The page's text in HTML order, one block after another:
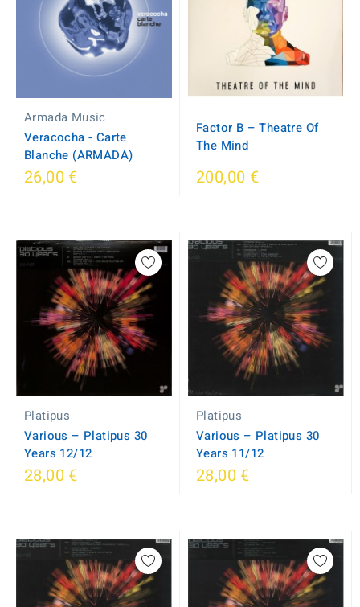
Armada Music
Veracocha - Carte
Blanche (ARMADA)
26,00 €
Factor B – Theatre Of
The Mind
200,00 €
Platipus
Various – Platipus 30
Years 12/12
28,00 €
Platipus
Various – Platipus 30
Years 11/12
28,00 €